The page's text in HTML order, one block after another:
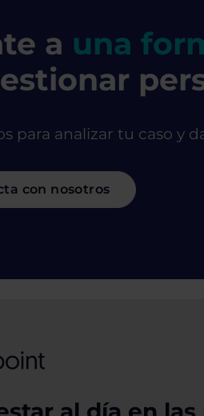
a una
para analizar tu caso y
con nosotros